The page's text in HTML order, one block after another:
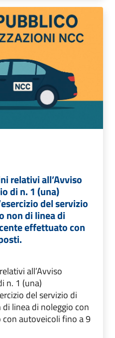
relativi all’Avviso
di n. 1 (una)
del servizio
non di linea di
effettuato con
all’Avviso
n. 1 (una)
del servizio di
linea di noleggio con
autoveicoli fino a 9